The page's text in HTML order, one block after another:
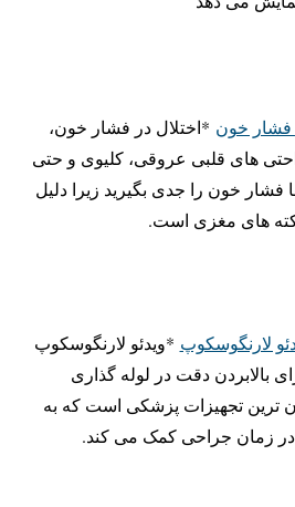
خون *اختلال در فشار خون،
های قلبی عروقی، کلیوی و حتی
خون را جدی بگیرید زیرا دلیل
های مغزی است.
لارنگوسکوپ *ویدئو لارنگوسکوپ
بالابردن دقت در لوله گذاری
ترین تجهیزات پزشکی است که به
در زمان جراحی کمک می کند.